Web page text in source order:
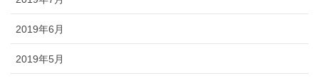
2019年6月
2019年5月